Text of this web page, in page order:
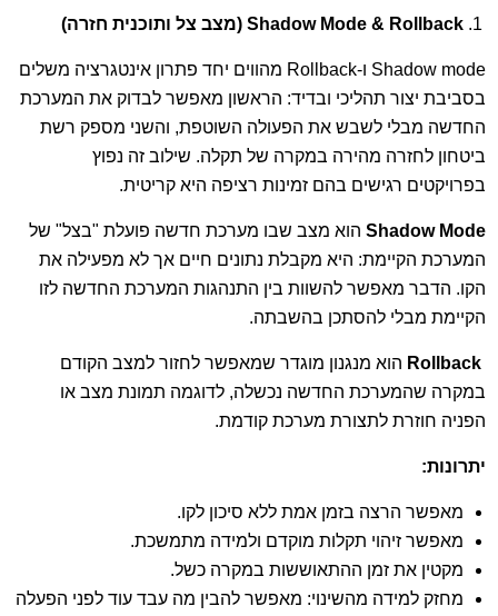
Shadow Mode & Rollback (מצב צל ותוכנית חזרה)
Shadow mode ו-Rollback מהווים יחד פתרון אינטגרציה משלים
בסביבת יצור תהליכי ובדיד: הראשון מאפשר לבדוק את המערכת
החדשה מבלי לשבש את הפעולה השוטפת, והשני מספק רשת
ביטחון לחזרה מהירה במקרה של תקלה. שילוב זה נפוץ
בפרויקטים רגישים בהם זמינות רציפה היא קריטית.
Shadow Mode הוא מצב שבו מערכת חדשה פועלת "בצל" של
המערכת הקיימת: היא מקבלת נתונים חיים אך לא מפעילה את
הקו. הדבר מאפשר להשוות בין התנהגות המערכת החדשה לזו
הקיימת מבלי להסתכן בהשבתה.
Rollback הוא מנגנון מוגדר שמאפשר לחזור למצב הקודם
במקרה שהמערכת החדשה נכשלה, לדוגמה תמונת מצב או
הפניה חוזרת לתצורת מערכת קודמת.
יתרונות:
מאפשר הרצה בזמן אמת ללא סיכון לקו.
מאפשר זיהוי תקלות מוקדם ולמידה מתמשכת.
מקטין את זמן ההתאוששות במקרה כשל.
מחזק למידה מהשינוי: מאפשר להבין מה עבד עוד לפני הפעלה